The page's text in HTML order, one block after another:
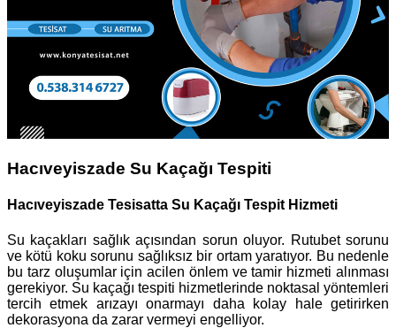
Hacıveyiszade Su Kaçağı Tespiti
Hacıveyiszade Tesisatta Su Kaçağı Tespit Hizmeti
Su kaçakları sağlık açısından sorun oluyor. Rutubet sorunu
ve kötü koku sorunu sağlıksız bir ortam yaratıyor. Bu nedenle
bu tarz oluşumlar için acilen önlem ve tamir hizmeti alınması
gerekiyor. Su kaçağı tespiti hizmetlerinde noktasal yöntemleri
tercih etmek arızayı onarmayı daha kolay hale getirirken
dekorasyona da zarar vermeyi engelliyor.